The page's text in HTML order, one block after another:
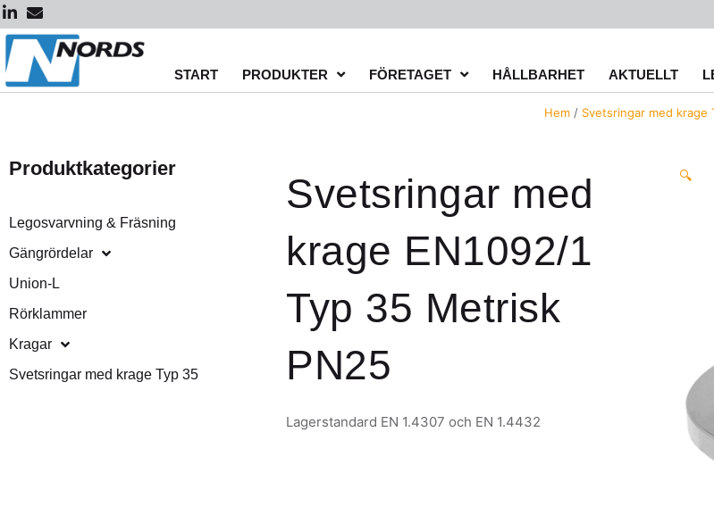
Hoppa
till
innehåll
START PRODUKTER FÖRETAGET HÅLLBARHET AKTUELLT
Hem / Svetsringar med krage
Produktkategorier
Legosvarvning & Fräsning
Gängrördelar
Union-L
Rörklammer
Kragar
Svetsringar med krage Typ 35
Svetsringar med
krage EN1092/1
Typ 35 Metrisk
PN25
Lagerstandard EN 1.4307 och EN 1.4432
🔍